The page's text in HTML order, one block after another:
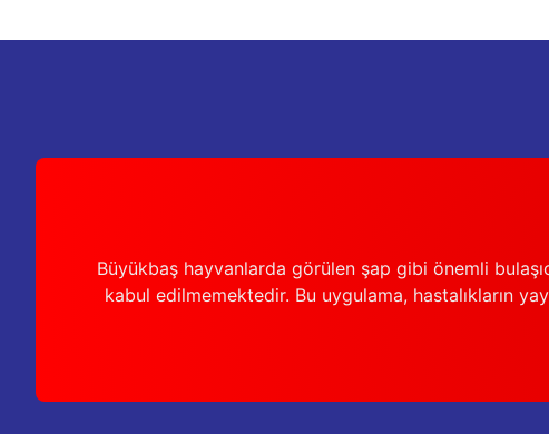
Ürün bilgilerinde hatalar bulunuyor.
Büyükbaş hayvanlarda görülen şap gibi önemli
kabul edilmemektedir. Bu uygulama, hastalıkların